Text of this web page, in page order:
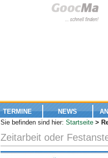
TERMINE NEWS
Sie befinden sind hier: Startseite >
Zeitarbeit oder